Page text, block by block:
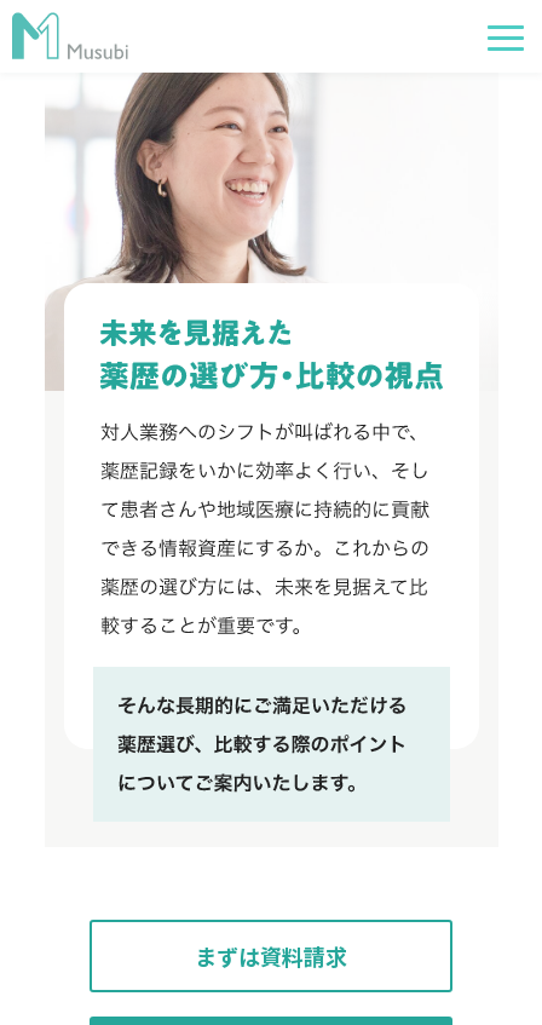
電子薬歴
服薬フォロー
経営管理
AI在庫管理
サポート・価格
お役立ち情報
イベント
まずは資料請求